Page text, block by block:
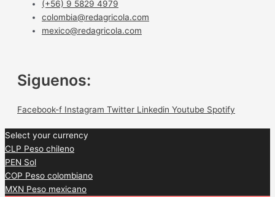
(+56) 9 5829 4979
colombia@redagricola.com
mexico@redagricola.com
Siguenos:
Facebook-f Instagram Twitter Linkedin Youtube Spotify
Select your currency
CLP Peso chileno
PEN Sol
COP Peso colombiano
MXN Peso mexicano